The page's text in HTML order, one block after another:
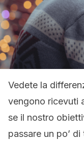
Vedete la
vengono ricevuti
se il nostro
passare un po’